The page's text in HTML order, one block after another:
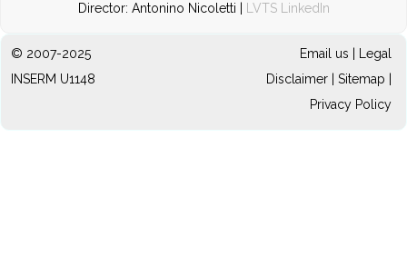
Director: Antonino Nicoletti | LVTS LinkedIn
© 2007-2025
INSERM U1148
Email us
Legal
Disclaimer| Sitemap
Privacy Policy